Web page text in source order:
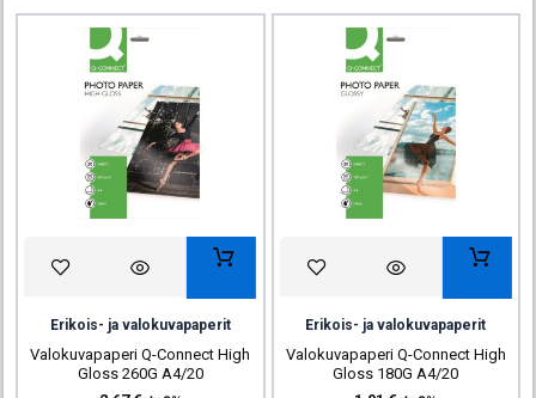
Erikois- ja valokuvapaperit
Valokuvapaperi Q-Connect High
Gloss 260G A4/20
Erikois- ja valokuvapaperit
Valokuvapaperi Q-Connect High
Gloss 180G A4/20